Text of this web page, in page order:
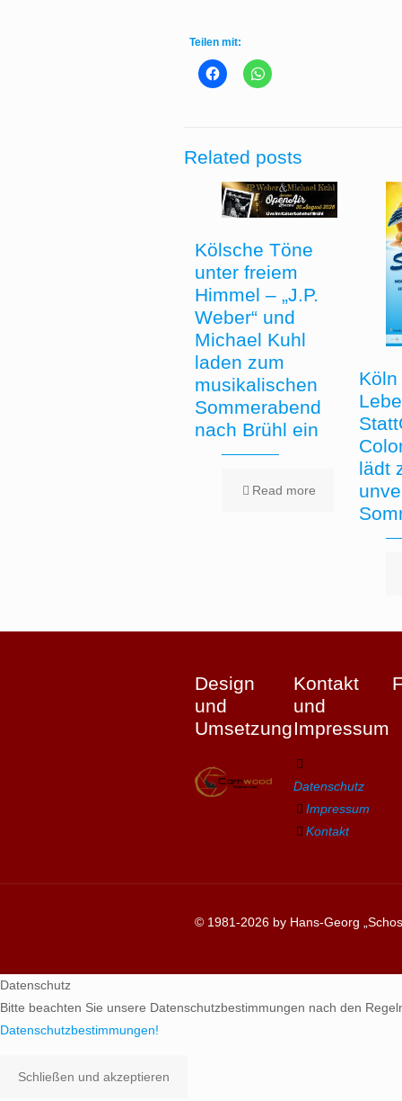
Teilen mit:
Related posts
Kölsche Töne
unter freiem
Himmel – „J.P.
Weber“ und
Michael Kuhl
laden zum
musikalischen
Sommerabend
nach Brühl ein
Read more
lädt
Design
und
Umsetzung
Kontakt
und
Impressum
Datenschutz
Impressum
Kontakt
© 1981-2026 by Hans-Georg
Datenschutz
Bitte beachten Sie unsere Datenschutzbestimmungen nach den
Datenschutzbestimmungen!
Schließen und akzeptieren